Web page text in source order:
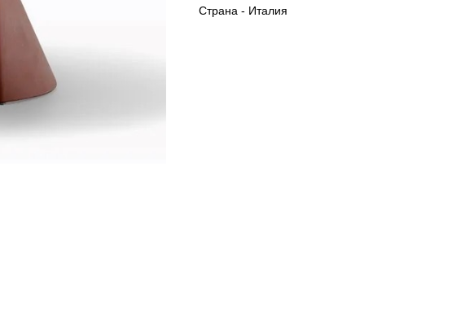
Страна - Италия